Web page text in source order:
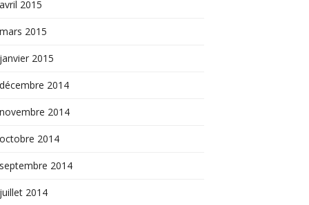
avril 2015
mars 2015
janvier 2015
décembre 2014
novembre 2014
octobre 2014
septembre 2014
juillet 2014